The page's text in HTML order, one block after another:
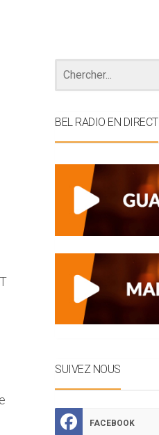
BEL RADIO EN DIRECT
SUIVEZ NOUS
FACEBOOK